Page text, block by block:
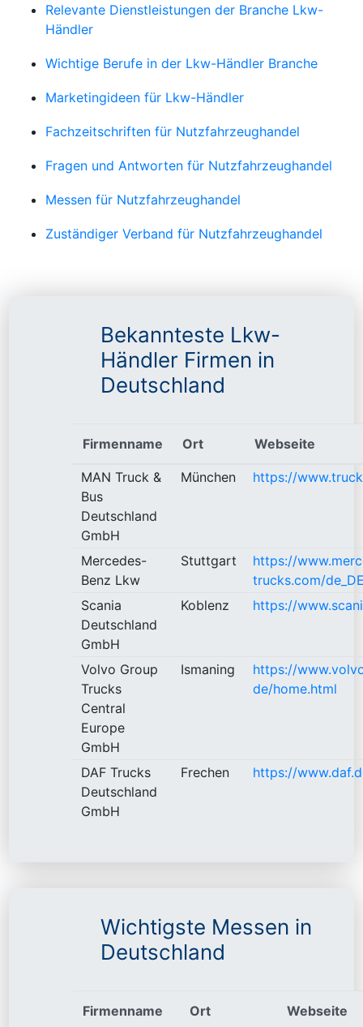
Relevante Dienstleistungen der Branche Lkw-
Händler
Wichtige Berufe in der Lkw-Händler Branche
Marketingideen für Lkw-Händler
Fachzeitschriften für Nutzfahrzeughandel
Fragen und Antworten für Nutzfahrzeughandel
Messen für Nutzfahrzeughandel
Zuständiger Verband für Nutzfahrzeughandel
Bekannteste Lkw-
Händler Firmen in
Deutschland
Firmenname Ort Webseite
MAN Truck &
Bus
Deutschland
GmbH
München https://
Mercedes-
Benz Lkw
Stuttgart
https://
trucks.com/
Scania
Deutschland
GmbH
Koblenz https://
Volvo Group
Trucks
Central
Europe
GmbH
Ismaning
https://
de/home.html
DAF Trucks
Deutschland
GmbH
Frechen https://
Wichtigste Messen in
Deutschland
Firmenname Ort Webseite